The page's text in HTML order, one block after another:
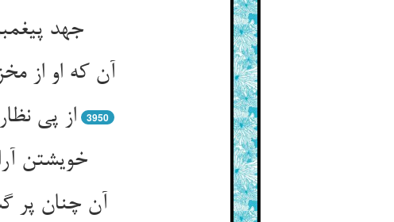
جهد پیغمبر به فتح مکه هم ** کی بود در حب دنیا متهم‌‌
از پی نظاره‌‌ی او حور و جان ** پر شده آفاق هر هفت آسمان‌‌
3950
خویشتن